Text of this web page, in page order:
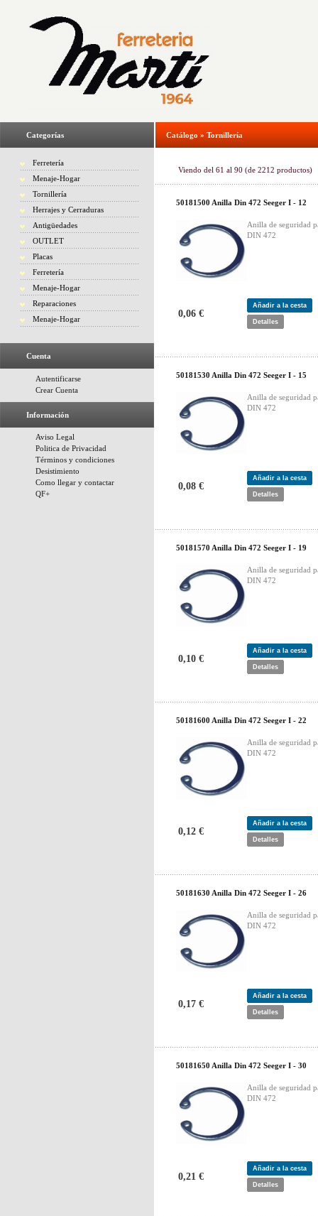
Categorías
Ferretería
Menaje-Hogar
Tornillería
Herrajes y Cerraduras
Antigüedades
OUTLET
Placas
Ferretería
Menaje-Hogar
Reparaciones
Menaje-Hogar
Cuenta
Autentificarse
Crear Cuenta
Información
Aviso Legal
Politica de Privacidad
Términos y condiciones
Desistimiento
Como llegar y contactar
QF+
Catálogo » Tornillería
Viendo del 61 al 90 (de 2212 productos)
50181500 Anilla Din 472 Seeger I - 12
Anilla de seguridad
DIN 472
0,06 €
Añadir a la cesta
Detalles
50181530 Anilla Din 472 Seeger I - 15
Anilla de seguridad
DIN 472
0,08 €
Añadir a la cesta
Detalles
50181570 Anilla Din 472 Seeger I - 19
Anilla de seguridad
DIN 472
0,10 €
Añadir a la cesta
Detalles
50181600 Anilla Din 472 Seeger I - 22
Anilla de seguridad
DIN 472
0,12 €
Añadir a la cesta
Detalles
50181630 Anilla Din 472 Seeger I - 26
Anilla de seguridad
DIN 472
0,17 €
Añadir a la cesta
Detalles
50181650 Anilla Din 472 Seeger I - 30
Anilla de seguridad
DIN 472
0,21 €
Añadir a la cesta
Detalles